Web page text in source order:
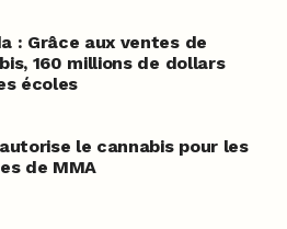
: Grâce aux ventes de
160 millions de dollars
écoles
autorise le cannabis pour les
de MMA